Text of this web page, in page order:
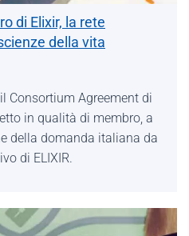
di Elixir, la rete
della vita
Consortium Agreement di
in qualità di membro, a
della domanda italiana da
di ELIXIR.